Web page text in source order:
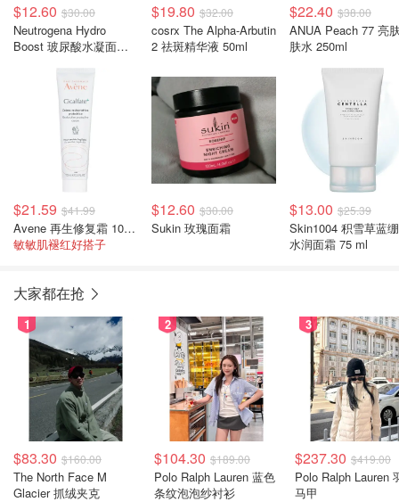
$12.60 $30.00
Neutrogena Hydro
Boost 玻尿酸水凝面霜
$19.80 $32.00
cosrx The Alpha-Arbutin
2 祛斑精华液 50ml
$22.40 $38.00
ANUA Peach 77 亮
肤水 250ml
$21.59 $41.99
Avene 再生修复霜 100ml
敏敏肌褪红好搭子
$12.60 $30.00
Sukin 玫瑰面霜
$13.00 $25.39
Skin1004 积雪草蓝
水润面霜 75 ml
大家都在抢
1
$83.30 $160.00
The North Face M
Glacier 抓绒夹克
2
$104.30 $189.00
Polo Ralph Lauren 蓝色
条纹泡泡纱衬衫
3
$237.30 $419.00
Polo Ralph Lauren
马甲